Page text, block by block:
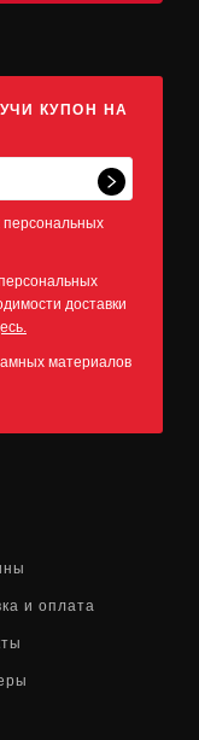
КУПОН НА
персональных
доставки
материалов
и оплата